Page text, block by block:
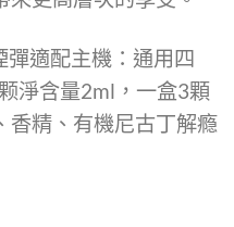
彈適配主機：通用四
淨含量2ml，一盒3顆
香精、有機尼古丁解瘾